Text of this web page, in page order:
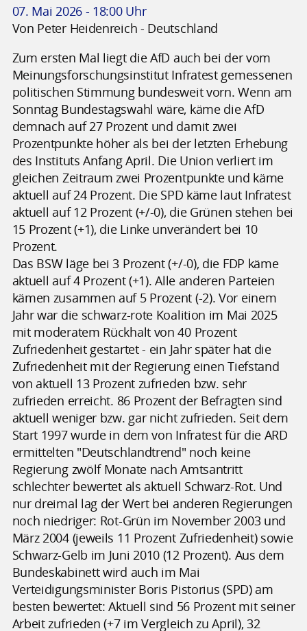
07. Mai 2026 - 18:00 Uhr
Von Peter Heidenreich - Deutschland
Zum ersten Mal liegt die AfD auch bei der vom
Meinungsforschungsinstitut Infratest gemessenen
politischen Stimmung bundesweit vorn. Wenn am
Sonntag Bundestagswahl wäre, käme die AfD
demnach auf 27 Prozent und damit zwei
Prozentpunkte höher als bei der letzten Erhebung
des Instituts Anfang April. Die Union verliert im
gleichen Zeitraum zwei Prozentpunkte und käme
aktuell auf 24 Prozent. Die SPD käme laut Infratest
aktuell auf 12 Prozent (+/-0), die Grünen stehen bei
15 Prozent (+1), die Linke unverändert bei 10
Prozent.
Das BSW läge bei 3 Prozent (+/-0), die FDP käme
aktuell auf 4 Prozent (+1). Alle anderen Parteien
kämen zusammen auf 5 Prozent (-2). Vor einem
Jahr war die schwarz-rote Koalition im Mai 2025
mit moderatem Rückhalt von 40 Prozent
Zufriedenheit gestartet - ein Jahr später hat die
Zufriedenheit mit der Regierung einen Tiefstand
von aktuell 13 Prozent zufrieden bzw. sehr
zufrieden erreicht. 86 Prozent der Befragten sind
aktuell weniger bzw. gar nicht zufrieden. Seit dem
Start 1997 wurde in dem von Infratest für die ARD
ermittelten "Deutschlandtrend" noch keine
Regierung zwölf Monate nach Amtsantritt
schlechter bewertet als aktuell Schwarz-Rot. Und
nur dreimal lag der Wert bei anderen Regierungen
noch niedriger: Rot-Grün im November 2003 und
März 2004 (jeweils 11 Prozent Zufriedenheit) sowie
Schwarz-Gelb im Juni 2010 (12 Prozent). Aus dem
Bundeskabinett wird auch im Mai
Verteidigungsminister Boris Pistorius (SPD) am
besten bewertet: Aktuell sind 56 Prozent mit seiner
Arbeit zufrieden (+7 im Vergleich zu April), 32